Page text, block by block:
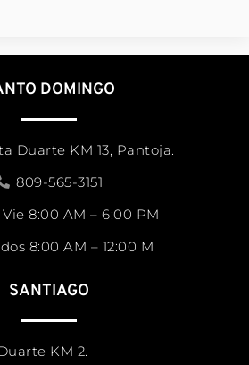
DOMINGO
Duarte KM 13, Pantoja.
809-565-3151
8:00 AM – 6:00 PM
8:00 AM – 12:00 M
SANTIAGO
KM 2.